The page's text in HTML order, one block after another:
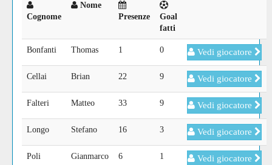
Cognome
Nome
Presenze
Goal
fatti
Bonfanti Thomas 1 0 Vedi giocatore
Cellai Brian 22 9 Vedi giocatore
Falteri Matteo 33 9 Vedi giocatore
Longo Stefano 16 3 Vedi giocatore
Poli Gianmarco 6 1 Vedi giocatore